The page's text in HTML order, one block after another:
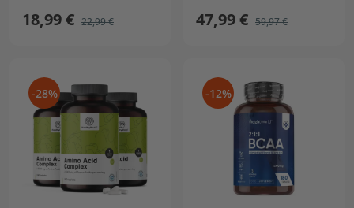
18,99 € 22,99 € 47,99 € 59,97 €
-28% -12%